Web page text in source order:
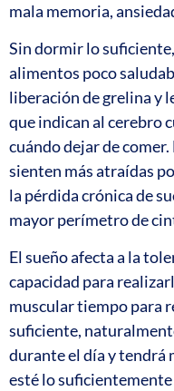
mala memoria,
Sin dormir lo
alimentos poco
liberación de grelina y
que indican al cerebro
cuándo dejar de
sienten más atraídas
la pérdida crónica de
mayor perímetro de
El sueño afecta a la
capacidad para
muscular tiempo para
suficiente,
durante el día y tendrá
esté lo